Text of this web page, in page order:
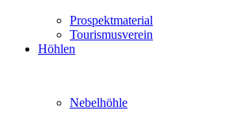
Prospektmaterial
Tourismusverein
Höhlen
Nebelhöhle